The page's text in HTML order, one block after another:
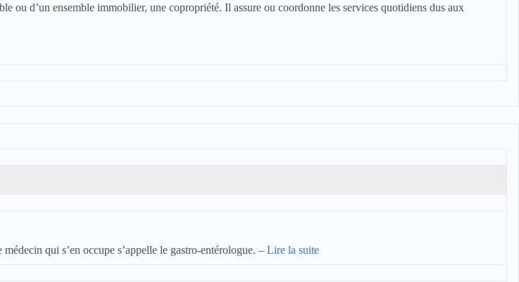
ou d’un ensemble immobilier, une copropriété. Il assure ou coordonne les services quotidiens dus aux
qui s’en occupe s’appelle le gastro-entérologue. – Lire la suite